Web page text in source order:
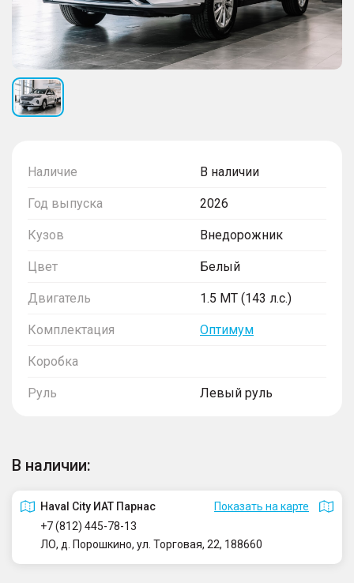
Наличие В наличии
Год выпуска 2026
Кузов Внедорожник
Цвет Белый
Двигатель 1.5 MT (143 л.с.)
Комплектация Оптимум
Коробка
Руль Левый руль
В наличии:
Haval City ИАТ Парнас
Показать на карте
+7 (812) 445-78-13
ЛО, д. Порошкино, ул. Торговая, 22, 188660